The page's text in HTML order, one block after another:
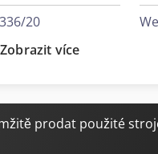
20
Zobrazit více
prodat použité